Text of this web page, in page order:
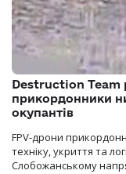
Destruction Team
прикордонники
окупантів
FPV-дрони
техніку, укриття та
Слобожанському